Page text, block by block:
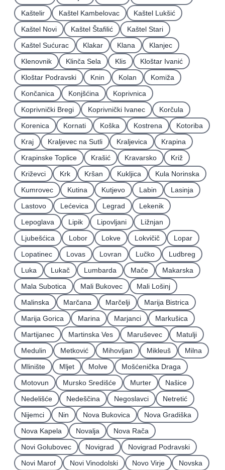
Kaštelir
Kaštel Kambelovac
Kaštel Lukšić
Kaštel Novi
Kaštel Štafilić
Kaštel Stari
Kaštel Sućurac
Klakar Klana
Klanjec
Klenovnik
Klinča Sela Klis
Kloštar Ivanić
Kloštar Podravski
Knin Kolan
Komiža
Končanica
Konjšćina
Koprivnica
Koprivnički Bregi
Koprivnički Ivanec
Korčula
Korenica
Kornati Koška Kostrena
Kotoriba
Kraj
Kraljevec na Sutli Kraljevica
Krapina
Krapinske Toplice
Krašić Kravarsko
Križ
Križevci
Krk Kršan Kukljica
Kula Norinska
Kumrovec
Kutina Kutjevo Labin
Lasinja
Lastovo
Lećevica Legrad
Lekenik
Lepoglava
Lipik Lipovljani
Ližnjan
Ljubešćica
Lobor Lokve Lokvičič
Lopar
Lopatinec
Lovas Lovran Lučko
Ludbreg
Luka
Lukač Lumbarda Mače
Makarska
Mala Subotica
Mali Bukovec
Mali Lošinj
Malinska
Marčana Marčelji
Marija Bistrica
Marija Gorica
Marina Marjanci
Markušica
Martijanec
Martinska Ves Maruševec
Matulji
Medulin
Metković Mihovljan Mikleuš
Milna
Mlinište
Mljet Molve
Mošćenička Draga
Motovun
Mursko Središće Murter
Našice
Nedelišće
Nedeščina Negoslavci
Netretić
Nijemci
Nin Nova Bukovica
Nova Gradiška
Nova Kapela
Novalja
Nova Rača
Novi Golubovec
Novigrad
Novigrad Podravski
Novi Marof
Novi Vinodolski Novo Virje
Novska